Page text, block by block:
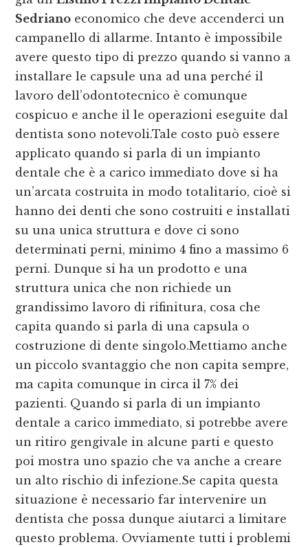
Sedriano economico che deve accenderci un
campanello di allarme. Intanto è impossibile
avere questo tipo di prezzo quando si vanno a
installare le capsule una ad una perché il
lavoro dell’odontotecnico è comunque
cospicuo e anche il le operazioni eseguite dal
dentista sono notevoli.Tale costo può essere
applicato quando si parla di un impianto
dentale che è a carico immediato dove si ha
un’arcata costruita in modo totalitario, cioè si
hanno dei denti che sono costruiti e installati
su una unica struttura e dove ci sono
determinati perni, minimo 4 fino a massimo 6
perni. Dunque si ha un prodotto e una
struttura unica che non richiede un
grandissimo lavoro di rifinitura, cosa che
capita quando si parla di una capsula o
costruzione di dente singolo.Mettiamo anche
un piccolo svantaggio che non capita sempre,
ma capita comunque in circa il 7% dei
pazienti. Quando si parla di un impianto
dentale a carico immediato, si potrebbe avere
un ritiro gengivale in alcune parti e questo
poi mostra uno spazio che va anche a creare
un alto rischio di infezione.Se capita questa
situazione è necessario far intervenire un
dentista che possa dunque aiutarci a limitare
questo problema. Ovviamente tutti i problemi